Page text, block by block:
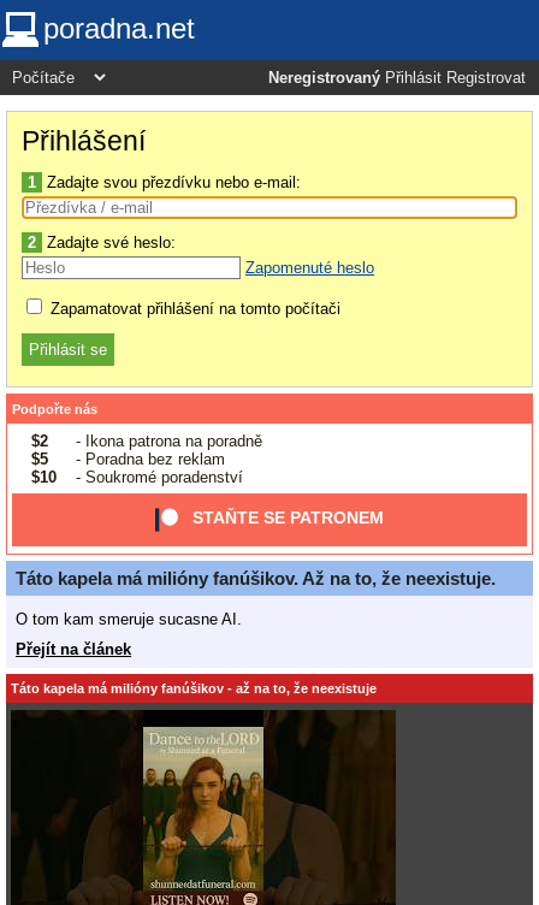
poradna.net
Neregistrovaný Přihlásit Registrovat
Přihlášení
1 Zadajte svou přezdívku nebo e-mail:
2 Zadajte své heslo:
Zapomenuté heslo
Zapamatovat přihlášení na tomto počítači
Podpořte nás
$2
- Ikona patrona na poradně
$5
- Poradna bez reklam
$10
- Soukromé poradenství
STAŇTE SE PATRONEM
Táto kapela má milióny fanúšikov. Až na to, že neexistuje.
O tom kam smeruje sucasne AI.
Přejít na článek
Táto kapela má milióny fanúšikov - až na to, že neexistuje